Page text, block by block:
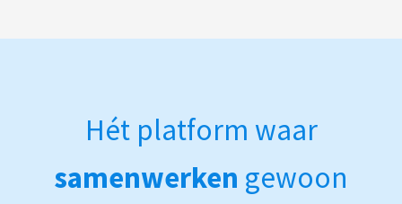
Hét platform waar
samenwerken gewoon